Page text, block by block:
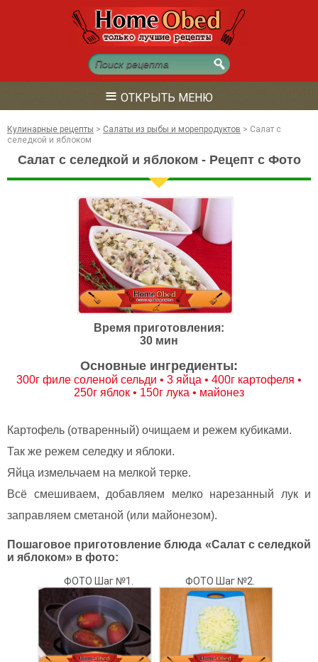
≡ ОТКРЫТЬ МЕНЮ
Кулинарные рецепты > Салаты из рыбы и морепродуктов > Салат с
селедкой и яблоком
Салат с селедкой и яблоком - Рецепт с Фото
Время приготовления:
30 мин
Основные ингредиенты:
300г филе соленой сельди • 3 яйца • 400г картофеля •
250г яблок • 150г лука • майонез
Картофель (отваренный) очищаем и режем кубиками.
Так же режем селедку и яблоки.
Яйца измельчаем на мелкой терке.
Всё смешиваем, добавляем мелко нарезанный лук и
заправляем сметаной (или майонезом).
Пошаговое приготовление блюда «Салат с селедкой
и яблоком» в фото:
ФОТО Шаг №1. ФОТО Шаг №2.